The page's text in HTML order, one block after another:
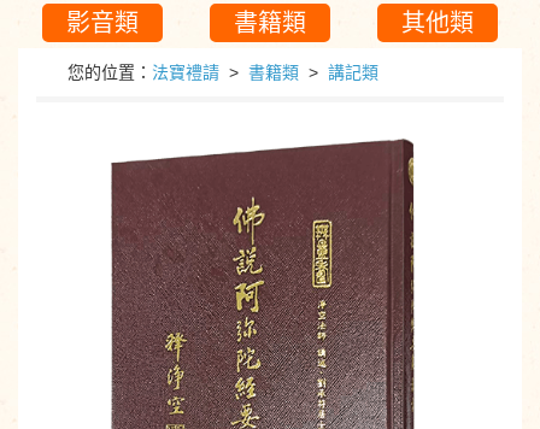
影音類 書籍類 其他類
您的位置： 法寶禮請 > 書籍類 > 講記類